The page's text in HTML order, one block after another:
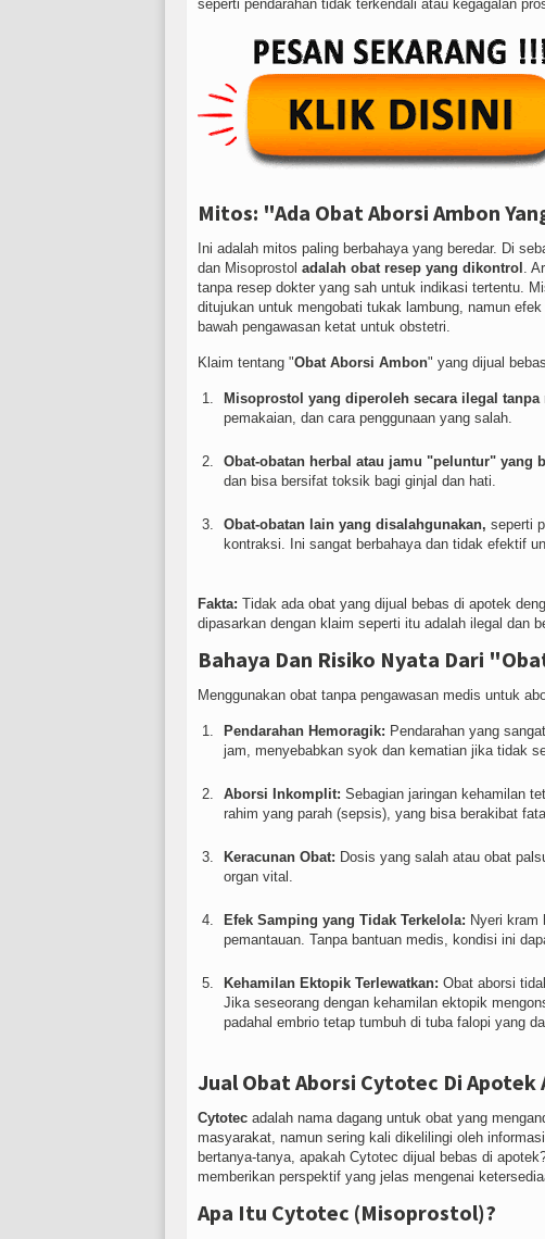
seperti pendarahan tidak terkendali atau kegagalan
Mitos: "Ada Obat Aborsi Ambon
Ini adalah mitos paling berbahaya yang beredar. Di
dan Misoprostol adalah obat resep yang dikontrol .
tanpa resep dokter yang sah untuk indikasi tertentu.
ditujukan untuk mengobati tukak lambung, namun
bawah pengawasan ketat untuk obstetri.
Klaim tentang "Obat Aborsi Ambon" yang dijual
Misoprostol yang diperoleh secara ilegal tanpa
pemakaian, dan cara penggunaan yang salah.
Obat-obatan herbal atau jamu "peluntur" yang
dan bisa bersifat toksik bagi ginjal dan hati.
Obat-obatan lain yang disalahgunakan, seperti
kontraksi. Ini sangat berbahaya dan tidak efektif
Fakta: Tidak ada obat yang dijual bebas di apotek
dipasarkan dengan klaim seperti itu adalah ilegal dan
Bahaya Dan Risiko Nyata Dari
Menggunakan obat tanpa pengawasan medis untuk
Pendarahan Hemoragik: Pendarahan yang
jam, menyebabkan syok dan kematian jika tidak
Aborsi Inkomplit: Sebagian jaringan kehamilan
rahim yang parah (sepsis), yang bisa berakibat
Keracunan Obat: Dosis yang salah atau obat
organ vital.
Efek Samping yang Tidak Terkelola: Nyeri kram
pemantauan. Tanpa bantuan medis, kondisi ini
Kehamilan Ektopik Terlewatkan: Obat aborsi
Jika seseorang dengan kehamilan ektopik
padahal embrio tetap tumbuh di tuba falopi yang
Jual Obat Aborsi Cytotec Di Apotek
Cytotec adalah nama dagang untuk obat yang
masyarakat, namun sering kali dikelilingi oleh
bertanya-tanya, apakah Cytotec dijual bebas di
memberikan perspektif yang jelas mengenai
Apa Itu Cytotec (Misoprostol)?